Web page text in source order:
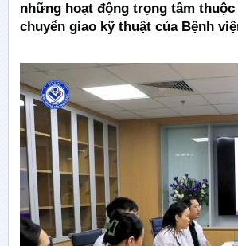
những hoạt động trọng tâm
chuyển giao kỹ thuật của Bệnh